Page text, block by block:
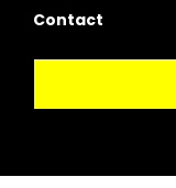
Contact